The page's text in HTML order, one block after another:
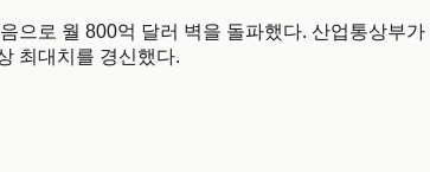
으로 월 800억 달러 벽을 돌파했다. 산업통상부
최대치를 경신했다.